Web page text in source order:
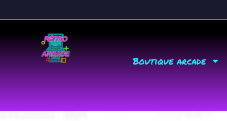
Boutique arcade